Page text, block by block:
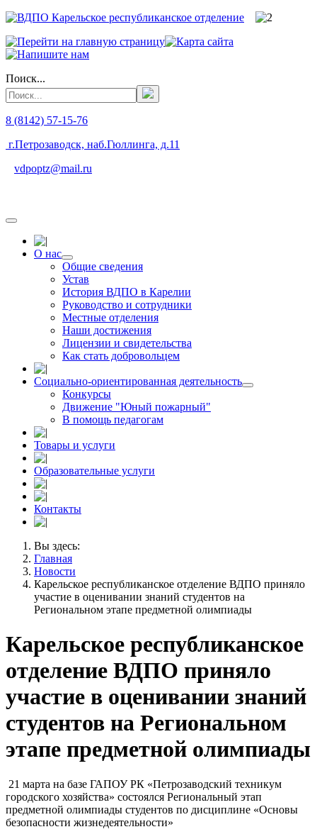
Поиск...
8 (8142) 57-15-76
г.Петрозаводск, наб.Гюллинга, д.11
vdpoptz@mail.ru
О нас
Общие сведения
Устав
История ВДПО в Карелии
Руководство и сотрудники
Местные отделения
Наши достижения
Лицензии и свидетельства
Как стать добровольцем
Социально-ориентированная деятельность
Конкурсы
Движение "Юный пожарный"
В помощь педагогам
Товары и услуги
Образовательные услуги
Контакты
Вы здесь:
Главная
Новости
Карельское республиканское отделение ВДПО приняло
участие в оценивании знаний студентов на
Региональном этапе предметной олимпиады
Карельское республиканское
отделение ВДПО приняло
участие в оценивании знаний
студентов на Региональном
этапе предметной олимпиады
21 марта на базе ГАПОУ РК «Петрозаводский техникум
городского хозяйства» состоялся Региональный этап
предметной олимпиады студентов по дисциплине «Основы
безопасности жизнедеятельности»